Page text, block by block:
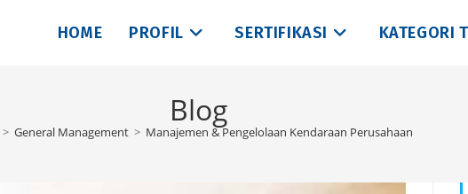
HOME PROFIL SERTIFIKASI KATEGORI
Blog
> General Management > Manajemen & Pengelolaan Kendaraan Perusahaan